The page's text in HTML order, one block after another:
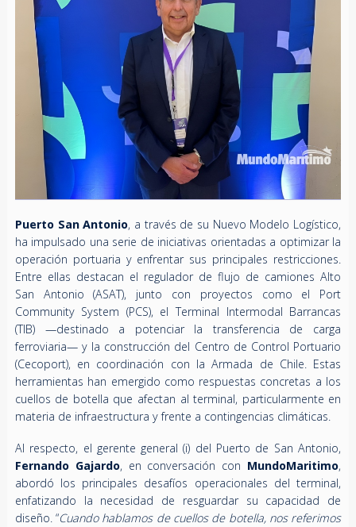
Puerto San Antonio, a través de su Nuevo Modelo Logístico,
ha impulsado una serie de iniciativas orientadas a optimizar la
operación portuaria y enfrentar sus principales restricciones.
Entre ellas destacan el regulador de flujo de camiones Alto
San Antonio (ASAT), junto con proyectos como el Port
Community System (PCS), el Terminal Intermodal Barrancas
(TIB) —destinado a potenciar la transferencia de carga
ferroviaria— y la construcción del Centro de Control Portuario
(Cecoport), en coordinación con la Armada de Chile. Estas
herramientas han emergido como respuestas concretas a los
cuellos de botella que afectan al terminal, particularmente en
materia de infraestructura y frente a contingencias climáticas.
Al respecto, el gerente general (i) del Puerto de San Antonio,
Fernando Gajardo, en conversación con MundoMaritimo,
abordó los principales desafíos operacionales del terminal,
enfatizando la necesidad de resguardar su capacidad de
diseño. “Cuando hablamos de cuellos de botella, nos referimos